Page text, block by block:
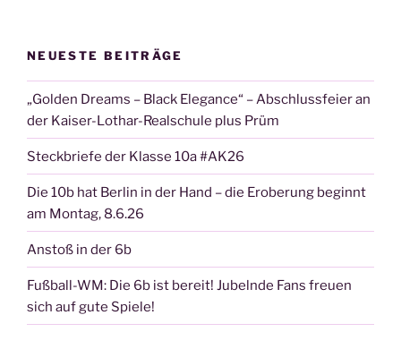
NEUESTE BEITRÄGE
„Golden Dreams – Black Elegance“ – Abschlussfeier an
der Kaiser-Lothar-Realschule plus Prüm
Steckbriefe der Klasse 10a #AK26
Die 10b hat Berlin in der Hand – die Eroberung beginnt
am Montag, 8.6.26
Anstoß in der 6b
Fußball-WM: Die 6b ist bereit! Jubelnde Fans freuen
sich auf gute Spiele!